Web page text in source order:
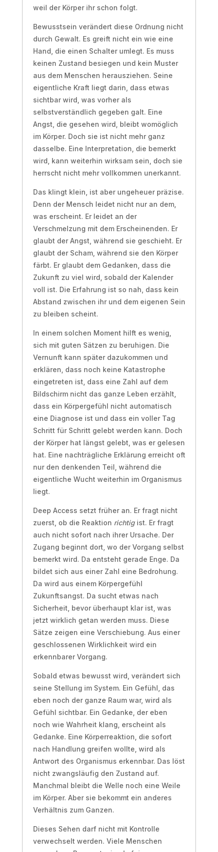
weil der Körper ihr schon folgt.
Bewusstsein verändert diese Ordnung nicht
durch Gewalt. Es greift nicht ein wie eine
Hand, die einen Schalter umlegt. Es muss
keinen Zustand besiegen und kein Muster
aus dem Menschen herausziehen. Seine
eigentliche Kraft liegt darin, dass etwas
sichtbar wird, was vorher als
selbstverständlich gegeben galt. Eine
Angst, die gesehen wird, bleibt womöglich
im Körper. Doch sie ist nicht mehr ganz
dasselbe. Eine Interpretation, die bemerkt
wird, kann weiterhin wirksam sein, doch sie
herrscht nicht mehr vollkommen unerkannt.
Das klingt klein, ist aber ungeheuer präzise.
Denn der Mensch leidet nicht nur an dem,
was erscheint. Er leidet an der
Verschmelzung mit dem Erscheinenden. Er
glaubt der Angst, während sie geschieht. Er
glaubt der Scham, während sie den Körper
färbt. Er glaubt dem Gedanken, dass die
Zukunft zu viel wird, sobald der Kalender
voll ist. Die Erfahrung ist so nah, dass kein
Abstand zwischen ihr und dem eigenen Sein
zu bleiben scheint.
In einem solchen Moment hilft es wenig,
sich mit guten Sätzen zu beruhigen. Die
Vernunft kann später dazukommen und
erklären, dass noch keine Katastrophe
eingetreten ist, dass eine Zahl auf dem
Bildschirm nicht das ganze Leben erzählt,
dass ein Körpergefühl nicht automatisch
eine Diagnose ist und dass ein voller Tag
Schritt für Schritt gelebt werden kann. Doch
der Körper hat längst gelebt, was er gelesen
hat. Eine nachträgliche Erklärung erreicht oft
nur den denkenden Teil, während die
eigentliche Wucht weiterhin im Organismus
liegt.
Deep Access setzt früher an. Er fragt nicht
zuerst, ob die Reaktion richtig ist. Er fragt
auch nicht sofort nach ihrer Ursache. Der
Zugang beginnt dort, wo der Vorgang selbst
bemerkt wird. Da entsteht gerade Enge. Da
bildet sich aus einer Zahl eine Bedrohung.
Da wird aus einem Körpergefühl
Zukunftsangst. Da sucht etwas nach
Sicherheit, bevor überhaupt klar ist, was
jetzt wirklich getan werden muss. Diese
Sätze zeigen eine Verschiebung. Aus einer
geschlossenen Wirklichkeit wird ein
erkennbarer Vorgang.
Sobald etwas bewusst wird, verändert sich
seine Stellung im System. Ein Gefühl, das
eben noch der ganze Raum war, wird als
Gefühl sichtbar. Ein Gedanke, der eben
noch wie Wahrheit klang, erscheint als
Gedanke. Eine Körperreaktion, die sofort
nach Handlung greifen wollte, wird als
Antwort des Organismus erkennbar. Das löst
nicht zwangsläufig den Zustand auf.
Manchmal bleibt die Welle noch eine Weile
im Körper. Aber sie bekommt ein anderes
Verhältnis zum Ganzen.
Dieses Sehen darf nicht mit Kontrolle
verwechselt werden. Viele Menschen